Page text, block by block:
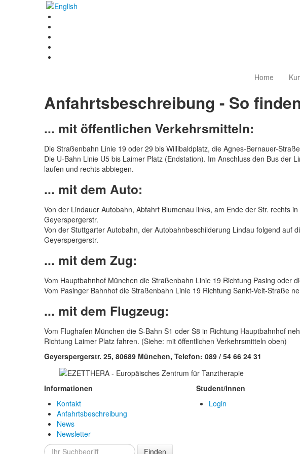
Home
Anfahrtsbeschreibung - So
... mit öffentlichen Verkehrsmitteln:
Die Straßenbahn Linie 19 oder 29 bis Willibaldplatz, die Agnes-Bernauer-
Die U-Bahn Linie U5 bis Laimer Platz (Endstation). Im Anschluss den Bus
laufen und rechts abbiegen.
... mit dem Auto:
Von der Lindauer Autobahn, Abfahrt Blumenau links, am Ende der Str. rechts
Geyerspergerstr.
Von der Stuttgarter Autobahn, der Autobahnbeschilderung Lindau folgend auf
Geyerspergerstr.
... mit dem Zug:
Vom Hauptbahnhof München die Straßenbahn Linie 19 Richtung Pasing oder
Vom Pasinger Bahnhof die Straßenbahn Linie 19 Richtung Sankt-Veit-Straße
... mit dem Flugzeug:
Vom Flughafen München die S-Bahn S1 oder S8 in Richtung Hauptbahnhof
Richtung Laimer Platz fahren. (Siehe: mit öffentlichen Verkehrsmitteln oben)
Geyerspergerstr. 25, 80689 München, Telefon: 089 / 54 66 24 31
Informationen
Kontakt
Anfahrtsbeschreibung
News
Newsletter
Finden
Student/innen
Login